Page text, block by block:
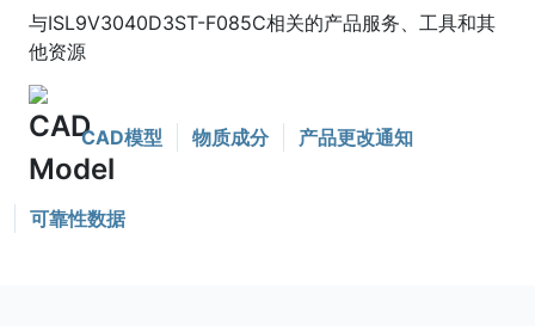
与ISL9V3040D3ST-F085C相关的产品服务、工具和其
他资源
CAD模型 物质成分 产品更改通知
可靠性数据